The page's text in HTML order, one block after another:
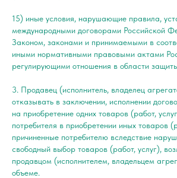
15) иные условия, нарушающие правила,
международными договорами Российской
Законом, законами и принимаемыми в
иными нормативными правовыми актами
регулирующими отношения в области
3. Продавец (исполнитель, владелец
отказывать в заключении, исполнении
на приобретение одних товаров (работ,
потребителя в приобретении иных товаров
причиненные потребителю вследствие
свободный выбор товаров (работ, услуг),
продавцом (исполнителем, владельцем
объеме.